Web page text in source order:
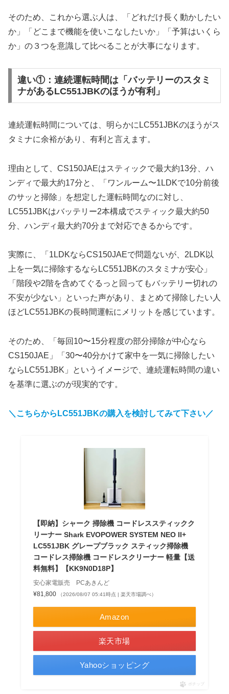
そのため、これから選ぶ人は、「どれだけ長く動かしたい
か」「どこまで機能を使いこなしたいか」「予算はいくら
か」の３つを意識して比べることが大事になります。
違い①：連続運転時間は「バッテリーのスタミ
ナがあるLC551JBKのほうが有利」
連続運転時間については、明らかにLC551JBKのほうがス
タミナに余裕があり、有利と言えます。
理由として、CS150JAEはスティックで最大約13分、ハ
ンディで最大約17分と、「ワンルーム〜1LDKで10分前後
のサッと掃除」を想定した運転時間なのに対し、
LC551JBKはバッテリー2本構成でスティック最大約50
分、ハンディ最大約70分まで対応できるからです。
実際に、「1LDKならCS150JAEで問題ないが、2LDK以
上を一気に掃除するならLC551JBKのスタミナが安心」
「階段や2階を含めてぐるっと回ってもバッテリー切れの
不安が少ない」といった声があり、まとめて掃除したい人
ほどLC551JBKの長時間運転にメリットを感じています。
そのため、「毎回10〜15分程度の部分掃除が中心なら
CS150JAE」「30〜40分かけて家中を一気に掃除したい
ならLC551JBK」というイメージで、連続運転時間の違い
を基準に選ぶのが現実的です。
＼こちらからLC551JBKの購入を検討してみて下さい／
【即納】シャーク 掃除機 コードレススティックク
リーナー Shark EVOPOWER SYSTEM NEO II+
LC551JBK グレープブラック スティック掃除機
コードレス掃除機 コードレスクリーナー 軽量【送
料無料】【KK9N0D18P】
安心家電販売 PCあきんど
¥81,800
（2026/08/07 05:41時点 | 楽天市場調べ）
Amazon
楽天市場
Yahooショッピング
ポチップ